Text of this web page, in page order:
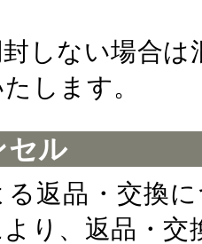
しない場合
します。
セル
る返品・交換
り、返品・